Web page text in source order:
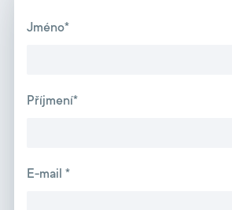
Jméno*
Příjmení*
E-mail *